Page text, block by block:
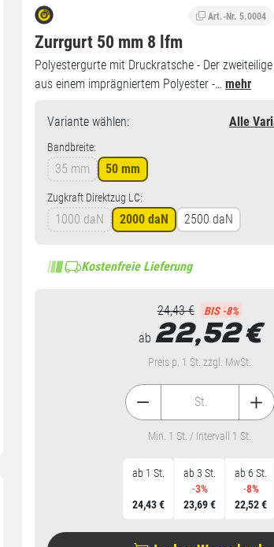
Art.-Nr. 5.0004
Zurrgurt 50 mm 8 lfm
Polyestergurte mit Druckratsche - Der
aus einem imprägniertem Polyester -… mehr
Variante wählen: Alle
Bandbreite:
35 mm 50 mm
Zugkraft Direktzug LC:
1000 daN 2000 daN 2500 daN
Kostenfreie Lieferung
24,43 € BIS -8%
ab 22,52 €
Preis p. 1 St. zzgl. MwSt.
ab 1 St.
24,43 €
ab 3 St.
-3%
23,69 €
ab 6 St.
-8%
22,52 €
St.
Min. 1 St. / Intervall 1 St.